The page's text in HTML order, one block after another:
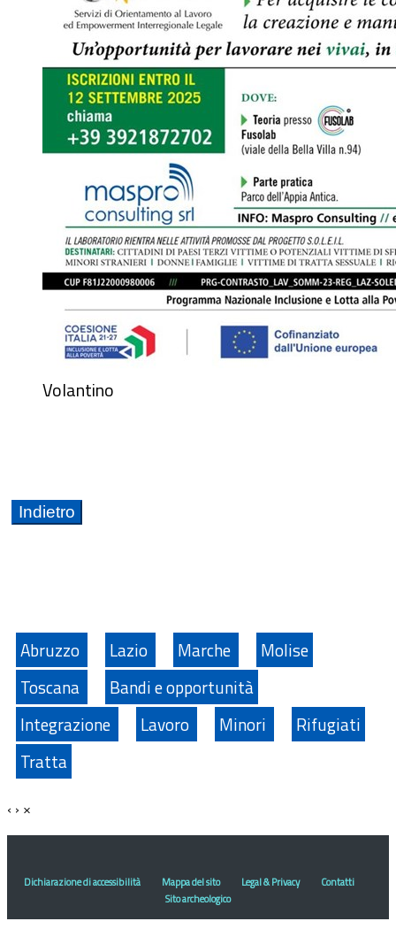
Volantino
Abruzzo Lazio Marche
Molise
Toscana
Bandi e opportunità
Integrazione
Lavoro Minori
Rifugiati
Tratta
‹ › ×
Dichiarazione di accessibilità Mappa del sito Legal & Privacy
Contatti
Sito archeologico